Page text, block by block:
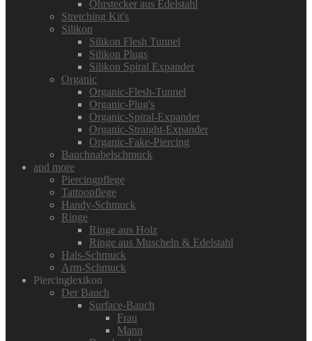
Ohrstecker aus Edelstahl
Stretching Kit's
Silikon
Silikon Flesh Tunnel
Silikon Plugs
Silikon Spiral Expander
Organic
Organic-Flesh-Tunnel
Organic-Plug's
Organic-Spiral-Expander
Organic-Straight-Expander
Organic-Fake-Piercing
Bauchnabelschmuck
and more
Piercingpflege
Tattoopflege
Handy-Schmuck
Ringe
Ringe aus Holz
Ringe aus Muscheln & Edelstahl
Hals-Schmuck
Arm-Schmuck
Piercinglexikon
Der Bauch
Surface-Bauch
Frau
Mann